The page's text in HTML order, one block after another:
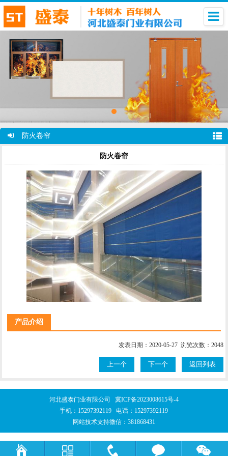
防火卷帘
防火卷帘
产品介绍
发表日期：2020-05-27 浏览次数：2048
上一个 下一个 返回列表
河北盛泰门业有限公司 冀ICP备2023008615号-4
手机： 15297392119 电话： 15297392119
网站技术支持微信：381868431